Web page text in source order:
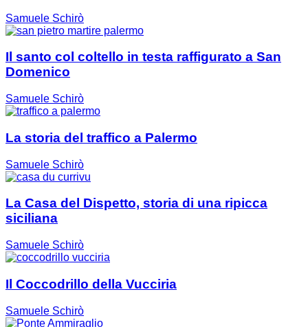
Samuele Schirò
Il santo col coltello in testa raffigurato a San
Domenico
Samuele Schirò
La storia del traffico a Palermo
Samuele Schirò
La Casa del Dispetto, storia di una ripicca
siciliana
Samuele Schirò
Il Coccodrillo della Vucciria
Samuele Schirò